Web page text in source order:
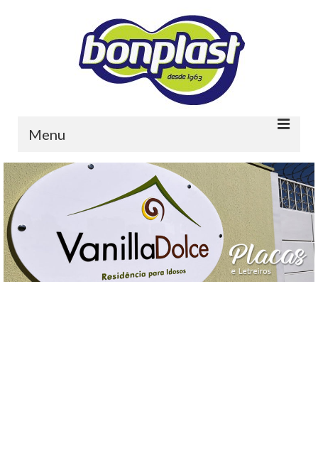
Menu
Home
Quem somos
Portfolio
Contato